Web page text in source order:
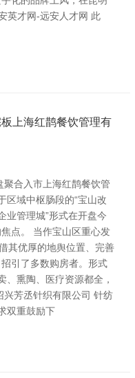
英才网-远安人才网 此
上海红鹊餐饮管理有
合入市上海红鹊餐饮管
区域中枢肠段的“宝山改
业管理城”形式在开盘今
点。 当作宝山区重心发
其优厚的地舆位置、完善
引了多数购房者。形式
、熏陶、医疗资源都全，
芳丞针织有限公司 针纺
双重鼓励下